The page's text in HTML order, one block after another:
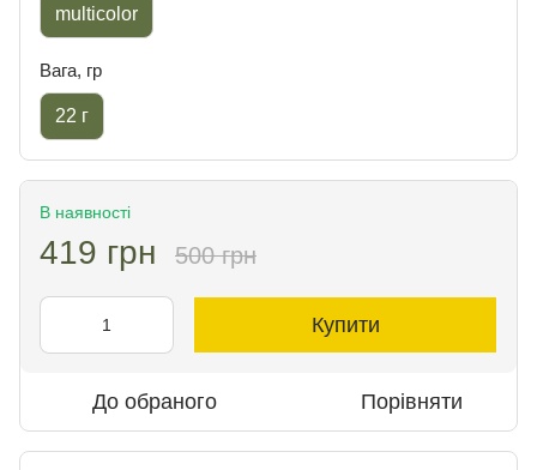
multicolor
Вага, гр
22 г
В наявності
419 грн 500 грн
Купити
До обраного Порівняти